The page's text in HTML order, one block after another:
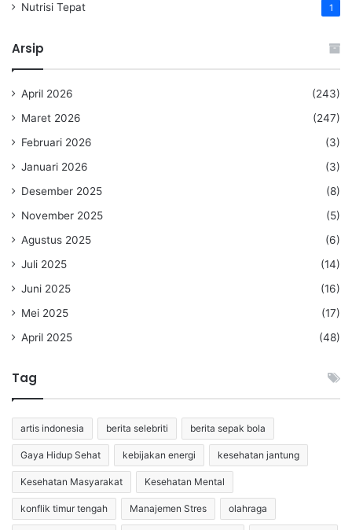
Nutrisi Tepat 1
Arsip
April 2026
(243)
Maret 2026
(247)
Februari 2026
(3)
Januari 2026
(3)
Desember 2025
(8)
November 2025
(5)
Agustus 2025
(6)
Juli 2025
(14)
Juni 2025
(16)
Mei 2025
(17)
April 2025
(48)
Tag
artis indonesia berita selebriti berita sepak bola
Gaya Hidup Sehat kebijakan energi kesehatan jantung
Kesehatan Masyarakat Kesehatan Mental
konflik timur tengah Manajemen Stres olahraga